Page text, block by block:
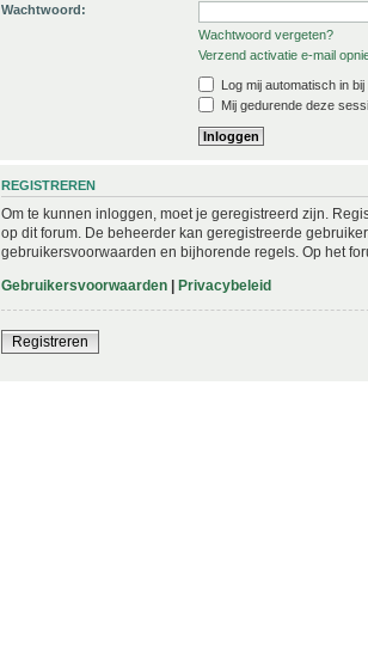
Wachtwoord:
Wachtwoord vergeten?
Verzend activatie e-mail
Log mij automatisch in bij
Mij gedurende deze
REGISTREREN
Om te kunnen inloggen, moet je geregistreerd zijn.
op dit forum. De beheerder kan geregistreerde
gebruikersvoorwaarden en bijhorende regels. Op het
Gebruikersvoorwaarden | Privacybeleid
Registreren